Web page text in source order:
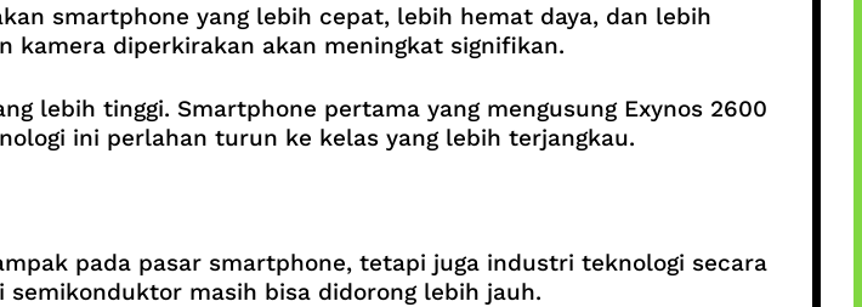
smartphone yang lebih cepat, lebih hemat daya, dan lebih
kamera diperkirakan akan meningkat signifikan.
lebih tinggi. Smartphone pertama yang mengusung Exynos 2600
ini perlahan turun ke kelas yang lebih terjangkau.
pada pasar smartphone, tetapi juga industri teknologi secara
masih bisa didorong lebih jauh.